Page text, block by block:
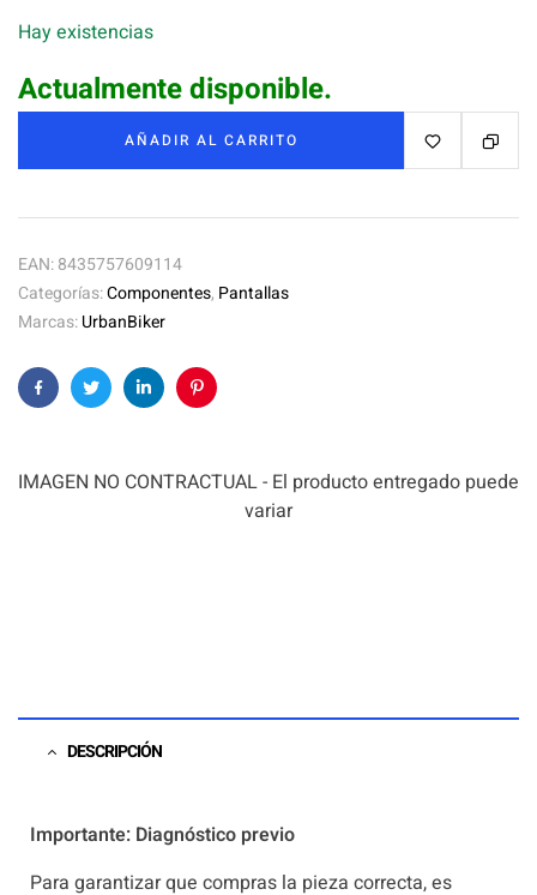
Hay existencias
Actualmente disponible.
AÑADIR AL CARRITO
EAN:8435757609114
Categorías:Componentes, Pantallas
Marcas:UrbanBiker
FacebookTwitterLinkedinPinterest
IMAGEN NO CONTRACTUAL - El producto entregado puede
variar
DESCRIPCIÓN
Importante: Diagnóstico previo
Para garantizar que compras la pieza correcta, es